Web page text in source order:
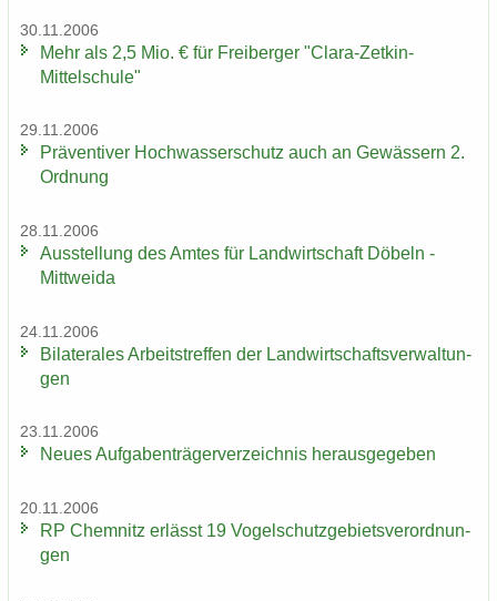
30.11.2006
Mehr als 2,5 Mio. € für Frei­ber­ger "Clara-​Zetkin-
Mittelschule"
29.11.2006
Prä­ven­ti­ver Hoch­was­ser­schutz auch an Ge­wäs­sern 2.
Ord­nung
28.11.2006
Aus­stel­lung des Amtes für Land­wirt­schaft Dö­beln -
Mitt­wei­da
24.11.2006
Bi­la­te­ra­les Ar­beits­tref­fen der Land­wirt­schafts­ver­wal­tun­
gen
23.11.2006
Neues Auf­ga­ben­trä­ger­ver­zeich­nis her­aus­ge­ge­ben
20.11.2006
RP Chem­nitz er­lässt 19 Vo­gel­schutz­ge­biets­ver­ord­nun­
gen